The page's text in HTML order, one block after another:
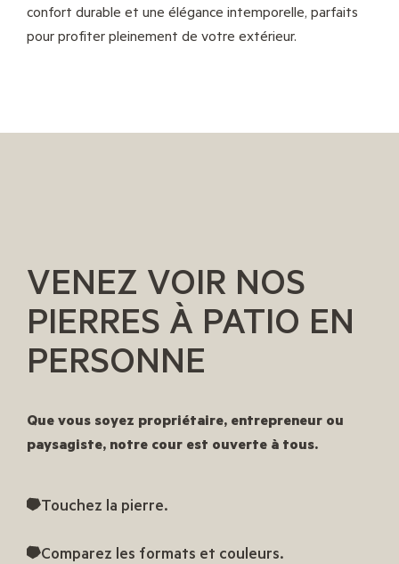
confort durable et une élégance intemporelle, parfaits
pour profiter pleinement de votre extérieur.
VENEZ VOIR NOS
PIERRES À PATIO EN
PERSONNE
Que vous soyez propriétaire, entrepreneur ou
paysagiste, notre cour est ouverte à tous.
Touchez la pierre.
Comparez les formats et couleurs.